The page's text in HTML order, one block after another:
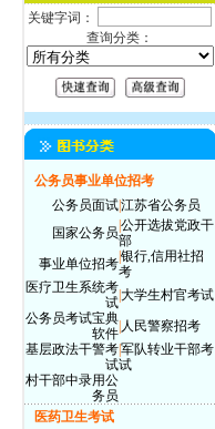
关键字词：
查询分类：
公务员事业单位招考
公务员面试|江苏省公务员
国家公务员 公开选拔党政干
部
事业单位招考银行,信用社招
考
医疗卫生系统考
试|大学生村官考试
公务员考试宝典
软件| 人民警察招考
基层政法干警考
试
|军队转业干部考
试
村干部中录用公
务员
医药卫生考试